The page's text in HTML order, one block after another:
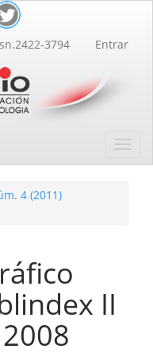
3794 Entrar
4 (2011)
II